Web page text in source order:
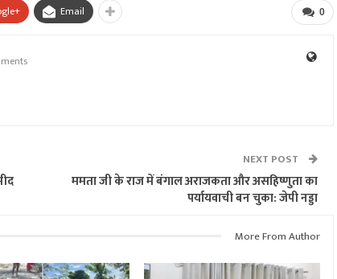
0
Email
NEXT POST
ममता जी के राज में बंगाल अराजकता और असहिष्णुता का
पर्यायवाची बन चुका: जेपी नड्डा
More From Author